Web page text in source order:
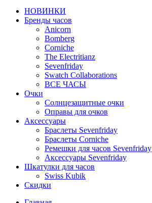
НОВИНКИ
Бренды часов
Anicorn
Bomberg
Corniche
The Electritianz
Sevenfriday
Swatch Collaborations
ВСЕ ЧАСЫ
Очки
Солнцезащитные очки
Оправы для очков
Аксессуары
Браслеты Sevenfriday
Браслеты Corniche
Ремешки для часов Sevenfriday
Аксессуары Sevenfriday
Шкатулки для часов
Swiss Kubik
Скидки